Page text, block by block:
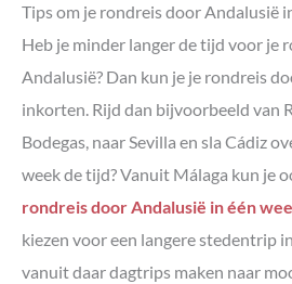
Tips om je rondreis door Andalusië
Heb je minder langer de tijd voor je
Andalusië? Dan kun je je rondreis
inkorten. Rijd dan bijvoorbeeld van
Bodegas, naar Sevilla en sla Cádiz
week de tijd? Vanuit Málaga kun je
rondreis door Andalusië in één
kiezen voor een langere stedentrip
vanuit daar dagtrips maken naar